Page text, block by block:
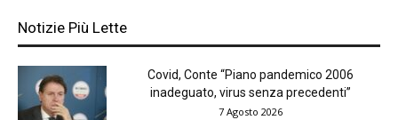
Notizie Più Lette
Covid, Conte “Piano pandemico 2006
inadeguato, virus senza precedenti”
7 Agosto 2026